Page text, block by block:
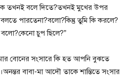
তখনই বলে দিতে?তখনই মুখের উপর
পারতেনা?বলো?কিন্তু তুমি কি করলে?
চুপ ছিলে?”
বোনের সংসারে কি হত আপনি বুঝতে
বাবা-মা আদৌ তাকে শান্তিতে সংসার